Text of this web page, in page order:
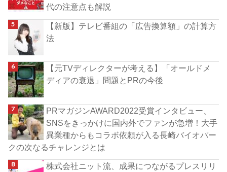
代の注意点も解説
【新版】テレビ番組の「広告換算額」の計算方
法
【元TVディレクターが考える】「オールドメ
ディアの衰退」問題とPRの今後
PRマガジンAWARD2022受賞インタビュー、
SNSをきっかけに国内外でファンが急増！大手
異業種からもコラボ依頼が入る長崎バイオパー
クの次なるチャレンジとは
株式会社ニット流、成果につながるプレスリリ